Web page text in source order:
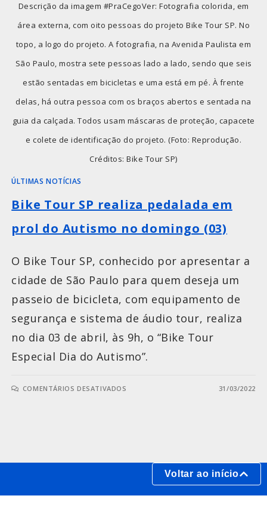
Descrição da imagem #PraCegoVer: Fotografia colorida, em
área externa, com oito pessoas do projeto Bike Tour SP. No
topo, a logo do projeto. A fotografia, na Avenida Paulista em
São Paulo, mostra sete pessoas lado a lado, sendo que seis
estão sentadas em bicicletas e uma está em pé. À frente
delas, há outra pessoa com os braços abertos e sentada na
guia da calçada. Todos usam máscaras de proteção, capacete
e colete de identificação do projeto. (Foto: Reprodução.
Créditos: Bike Tour SP)
ÚLTIMAS NOTÍCIAS
Bike Tour SP realiza pedalada em
prol do Autismo no domingo (03)
O Bike Tour SP, conhecido por apresentar a
cidade de São Paulo para quem deseja um
passeio de bicicleta, com equipamento de
segurança e sistema de áudio tour, realiza
no dia 03 de abril, às 9h, o “Bike Tour
Especial Dia do Autismo”.
COMENTÁRIOS DESATIVADOS 31/03/2022
Voltar ao início